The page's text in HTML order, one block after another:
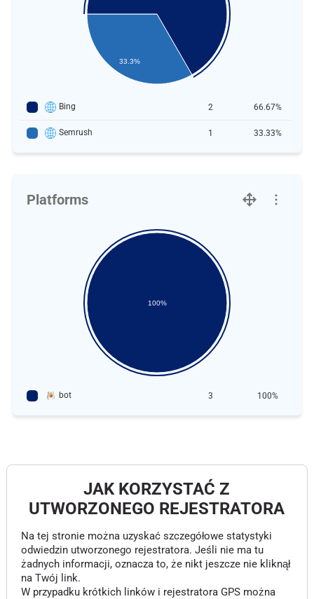
33.3%
Bing 2 66.67%
Semrush 1 33.33%
Platforms
100%
bot 3 100%
JAK KORZYSTAĆ Z
UTWORZONEGO REJESTRATORA
Na tej stronie można uzyskać szczegółowe statystyki
odwiedzin utworzonego rejestratora. Jeśli nie ma tu
żadnych informacji, oznacza to, że nikt jeszcze nie kliknął
na Twój link.
W przypadku krótkich linków i rejestratora GPS można